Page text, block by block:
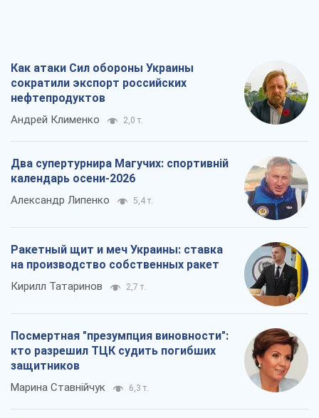
Как атаки Сил обороны Украины
сократили экспорт российских
нефтепродуктов
Андрей Клименко 2,0 т.
Два супертурнира Магучих: спортивній
календарь осени-2026
Александр Липенко 5,4 т.
Ракетный щит и меч Украины: ставка
на производство собственных ракет
Кирилл Татаринов 2,7 т.
Посмертная "презумпция виновности":
кто разрешил ТЦК судить погибших
защитников
Марина Ставнійчук 6,3 т.